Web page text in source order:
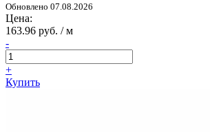
Обновлено 07.08.2026
Цена:
163.96 руб. / м
-
+
Купить